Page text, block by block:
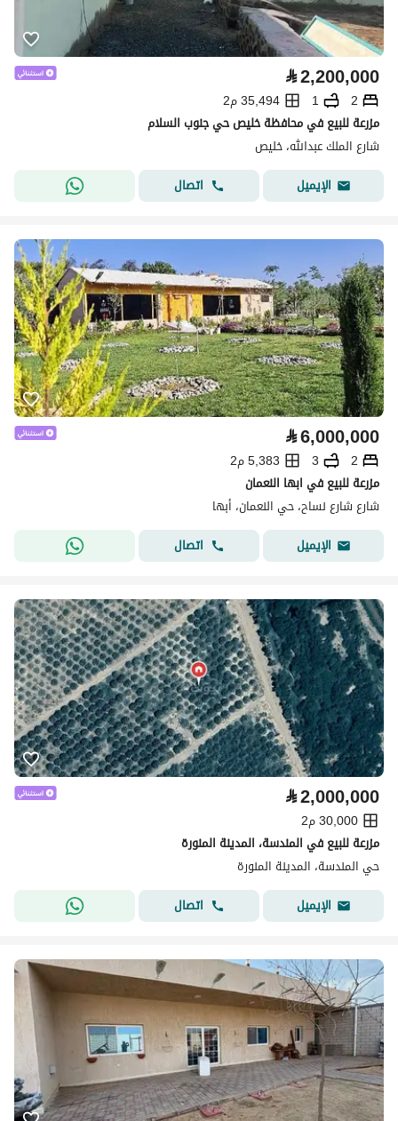
⃁2,200,000
2
1
35,494 م2
مزرعة للبيع في محافظة خليص حي جنوب السلام
شارع الملك عبدالله، خليص
الإيميل
اتصال
⃁6,000,000
2
3
5,383 م2
مزرعة للبيع في ابها النعمان
شارع شارع نساح، حي النعمان، أبها
الإيميل
اتصال
⃁2,000,000
30,000 م2
مزرعة للبيع في المندسة، المدينة المنورة
حي المندسة، المدينة المنورة
الإيميل
اتصال